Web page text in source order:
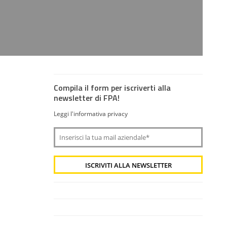
Compila il form per iscriverti alla
newsletter di FPA!
Leggi l'informativa privacy